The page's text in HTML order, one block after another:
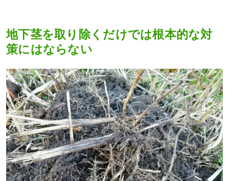
地下茎を取り除くだけでは根本的な対
策にはならない